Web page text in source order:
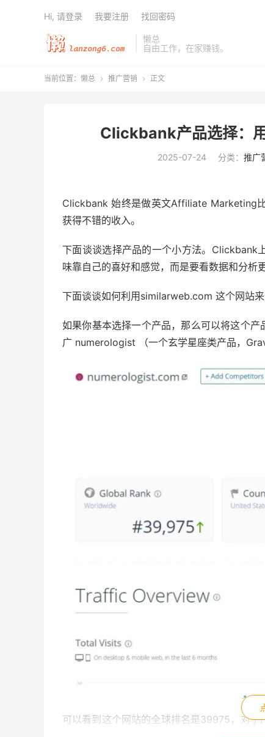
懒总
自由工作，在家赚钱。
Hi, 请登录 我要注册 找回密码
当前位置： 懒总  推广营销  正文
Clickbank产品选择：
2025-07-24 分类： 推广
Clickbank 始终是做英文Affiliate Marketing
获得不错的收入。
下面谈谈选择产品的一个小方法。Clickbank
味靠自己的喜好和感觉，而是要看数据和分析更
下面谈谈如何利用similarweb.com 这个网站来
如果你基本选择一个产品，那么可以将这个
广 numerologist （一个玄学星座类产品，
可以看到这个网站的全球排名是39975，对